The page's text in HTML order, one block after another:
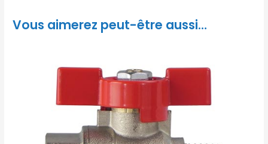
Vous aimerez peut-être aussi…